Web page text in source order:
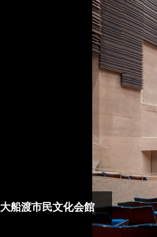
大船渡市民文化会館